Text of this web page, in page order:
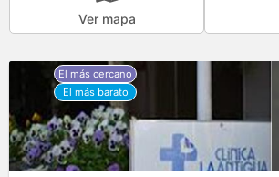
Ver mapa